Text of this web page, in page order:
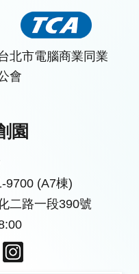
北市電腦商業同業
會
園
9700 (A7棟)
二路一段390號